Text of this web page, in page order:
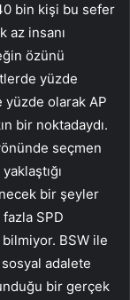
bin kişi bu sefer
az insanı
özünü
yüzde
olarak AP
bir noktadaydı.
seçmen
bir şeyler
SPD
BSW ile
adalete
bir gerçek